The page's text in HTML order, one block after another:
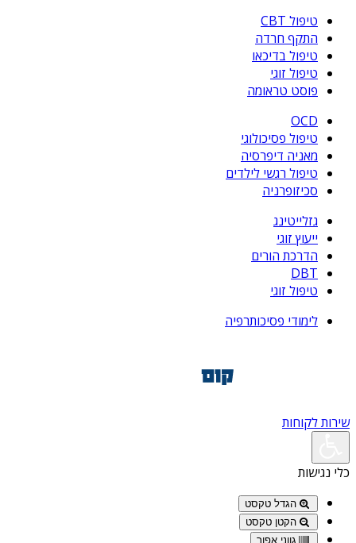
טיפול CBT
התקף חרדה
טיפול בדיכאו
טיפול זוגי
פוסט טראומה
OCD
טיפול פסיכולוגי
מאניה דיפרסיה
טיפול רגשי לילדים
סכיזופרניה
גזלייטינג
ייעוץ זוגי
הדרכת הורים
DBT
טיפול זוגי
לימודי פסיכותרפיה
שירות לקוחות
כלי נגישות
הגדל טקסט
הקטן טקסט
גווני אפור